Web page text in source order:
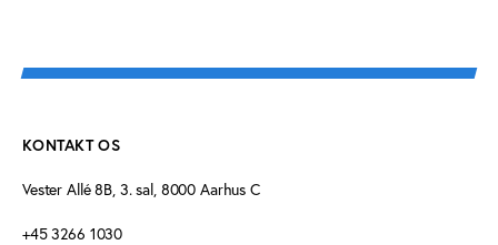
KONTAKT OS
Vester Allé 8B, 3. sal, 8000 Aarhus C
+45 3266 1030